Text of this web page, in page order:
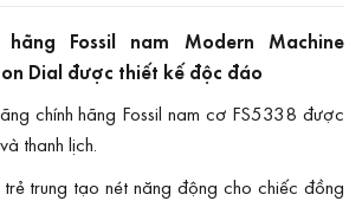
Fossil nam Modern Machine
Dial được thiết kế độc đáo
chính hãng Fossil nam cơ FS5338 được
thanh lịch.
trung tạo nét năng động cho chiếc đồng